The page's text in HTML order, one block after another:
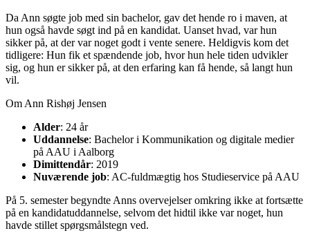
Da Ann søgte job med sin bachelor, gav det hende ro i maven, at
hun også havde søgt ind på en kandidat. Uanset hvad, var hun
sikker på, at der var noget godt i vente senere. Heldigvis kom det
tidligere: Hun fik et spændende job, hvor hun hele tiden udvikler
sig, og hun er sikker på, at den erfaring kan få hende, så langt hun
vil.
Om Ann Rishøj Jensen
Alder: 24 år
Uddannelse: Bachelor i Kommunikation og digitale medier
på AAU i Aalborg
Dimittendår: 2019
Nuværende job: AC-fuldmægtig hos Studieservice på AAU
På 5. semester begyndte Anns overvejelser omkring ikke at fortsætte
på en kandidatuddannelse, selvom det hidtil ikke var noget, hun
havde stillet spørgsmålstegn ved.